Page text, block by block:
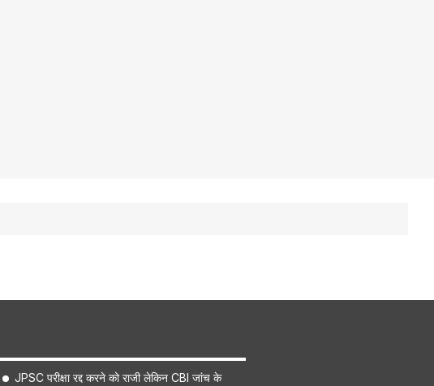
JPSC परीक्षा रद्द करने को राजी लेकिन CBI जांच के